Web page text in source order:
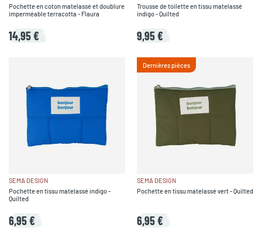
Pochette en coton matelassé et doublure
imperméable terracotta - Flaura
14,95 €
Trousse de toilette en tissu matelassé
indigo - Quilted
9,95 €
SEMA DESIGN
Pochette en tissu matelassé indigo -
Quilted
6,95 €
Dernières pièces
SEMA DESIGN
Pochette en tissu matelassé vert - Quilted
6,95 €